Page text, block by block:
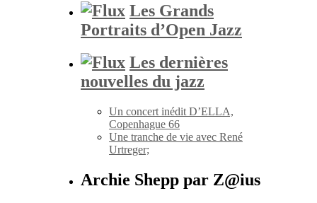
Les Grands
Portraits d’Open Jazz
Les dernières
nouvelles du jazz
Un concert inédit D’ELLA,
Copenhague 66
Une tranche de vie avec René
Urtreger;
Archie Shepp par Z@ius